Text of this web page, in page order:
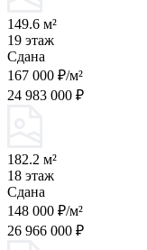
149.6 м²
19 этаж
Сдана
167 000 ₽/м²
24 983 000 ₽
182.2 м²
18 этаж
Сдана
148 000 ₽/м²
26 966 000 ₽